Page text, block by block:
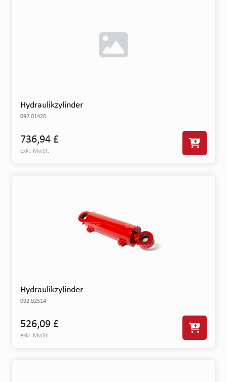
Hydraulikzylinder
092.01420
736,94 £
exkl. MwSt.
Hydraulikzylinder
092.02514
526,09 £
exkl. MwSt.